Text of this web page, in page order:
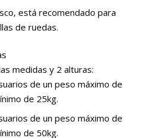
está recomendado para
de ruedas.
medidas y 2 alturas:
de un peso máximo de
de 25kg.
de un peso máximo de
de 50kg.